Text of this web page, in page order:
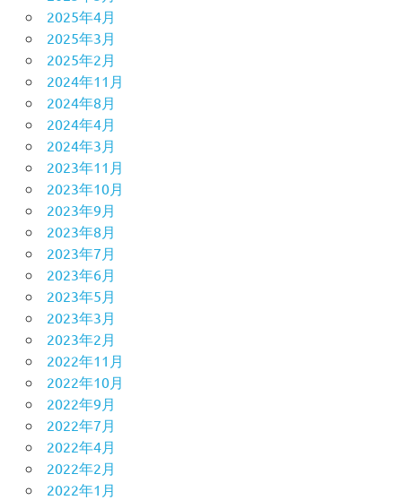
2025年4月
2025年3月
2025年2月
2024年11月
2024年8月
2024年4月
2024年3月
2023年11月
2023年10月
2023年9月
2023年8月
2023年7月
2023年6月
2023年5月
2023年3月
2023年2月
2022年11月
2022年10月
2022年9月
2022年7月
2022年4月
2022年2月
2022年1月